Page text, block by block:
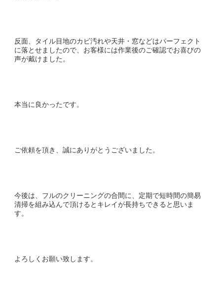
反面、タイル目地のカビ汚れや天井・窓などはパーフェクト
に落とせましたので、お客様には作業後のご確認でお喜びの
声が戴けました。
本当に良かったです。
ご依頼を頂き、誠にありがとうございました。
今後は、フルのクリーニングの合間に、定期で短時間の簡易
清掃を組み込んで頂けるとキレイが長持ちできると思いま
す。
よろしくお願い致します。